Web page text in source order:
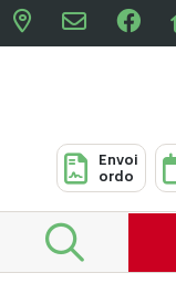
Envoi
ordo